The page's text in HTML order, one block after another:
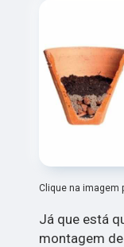
Clique na imagem
Já que está
montagem